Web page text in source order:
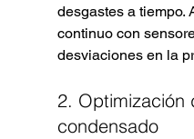
desgastes a tiempo.
continuo con
desviaciones en la
2. Optimización
condensado